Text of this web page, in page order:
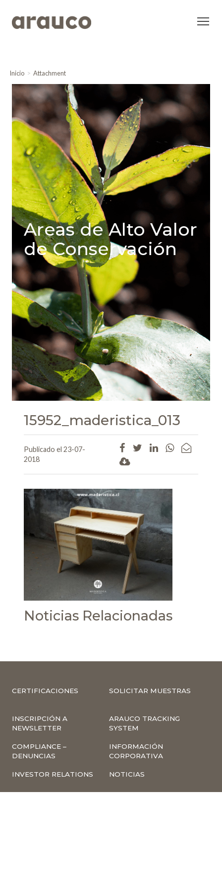
Inicio Attachment
Areas de Alto Valor
de Conservación
15952_maderistica_013
Publicado el 23-07-
2018
Noticias Relacionadas
CERTIFICACIONES SOLICITAR MUESTRAS
INSCRIPCIÓN A
NEWSLETTER
ARAUCO TRACKING
SYSTEM
COMPLIANCE –
DENUNCIAS
INFORMACIÓN
CORPORATIVA
INVESTOR RELATIONS NOTICIAS